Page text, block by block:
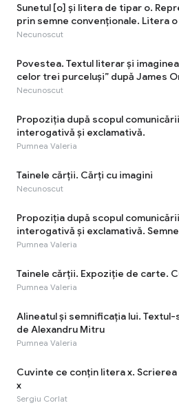
Sunetul [o] şi litera de tipar o.
prin semne convenţionale. Litera o
Necunoscut
Povestea. Textul literar şi
celor trei purceluși” după James
Necunoscut
Propoziția după scopul
interogativă și exclamativă.
Pumnea Valeria
Tainele cărţii. Cărţi cu imagini
Necunoscut
Propoziția după scopul
interogativă și exclamativă.
Pumnea Valeria
Tainele cărții. Expoziție de carte.
Pumnea Valeria
Alineatul și semnificația lui.
de Alexandru Mitru
Pumnea Valeria
Cuvinte ce conțin litera x.
x
Sergiu Corlat